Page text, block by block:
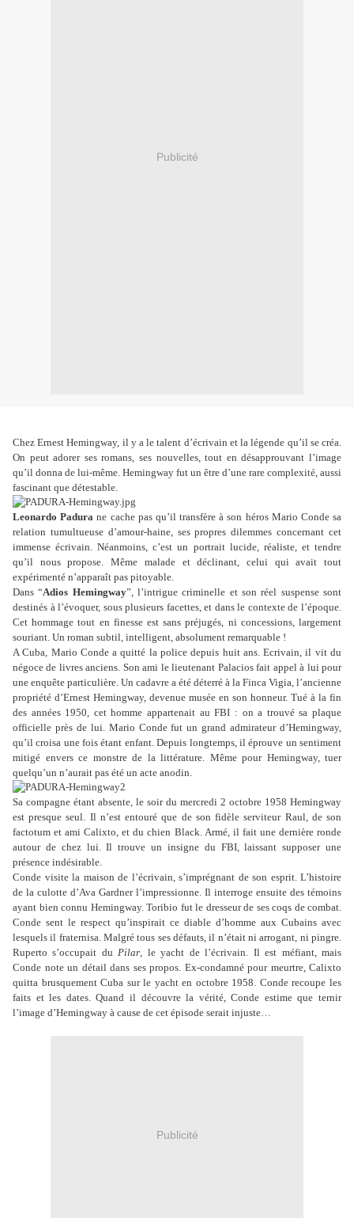
Publicité
Chez Ernest Hemingway, il y a le talent d’écrivain et la légende qu’il se créa.
On peut adorer ses romans, ses nouvelles, tout en désapprouvant l’image
qu’il donna de lui-même. Hemingway fut un être d’une rare complexité, aussi
fascinant que détestable.
Leonardo Padura ne cache pas qu’il transfère à son héros Mario Conde sa
relation tumultueuse d’amour-haine, ses propres dilemmes concernant cet
immense écrivain. Néanmoins, c’est un portrait lucide, réaliste, et tendre
qu’il nous propose. Même malade et déclinant, celui qui avait tout
expérimenté n’apparaît pas pitoyable.
Dans “Adios Hemingway”, l’intrigue criminelle et son réel suspense sont
destinés à l’évoquer, sous plusieurs facettes, et dans le contexte de l’époque.
Cet hommage tout en finesse est sans préjugés, ni concessions, largement
souriant. Un roman subtil, intelligent, absolument remarquable !
A Cuba, Mario Conde a quitté la police depuis huit ans. Ecrivain, il vit du
négoce de livres anciens. Son ami le lieutenant Palacios fait appel à lui pour
une enquête particulière. Un cadavre a été déterré à la Finca Vigia, l’ancienne
propriété d’Ernest Hemingway, devenue musée en son honneur. Tué à la fin
des années 1950, cet homme appartenait au FBI : on a trouvé sa plaque
officielle près de lui. Mario Conde fut un grand admirateur d’Hemingway,
qu’il croisa une fois étant enfant. Depuis longtemps, il éprouve un sentiment
mitigé envers ce monstre de la littérature. Même pour Hemingway, tuer
quelqu’un n’aurait pas été un acte anodin.
Sa compagne étant absente, le soir du mercredi 2 octobre 1958 Hemingway
est presque seul. Il n’est entouré que de son fidèle serviteur Raul, de son
factotum et ami Calixto, et du chien Black. Armé, il fait une dernière ronde
autour de chez lui. Il trouve un insigne du FBI, laissant supposer une
présence indésirable.
Conde visite la maison de l’écrivain, s’imprégnant de son esprit. L’histoire
de la culotte d’Ava Gardner l’impressionne. Il interroge ensuite des témoins
ayant bien connu Hemingway. Toribio fut le dresseur de ses coqs de combat.
Conde sent le respect qu’inspirait ce diable d’homme aux Cubains avec
lesquels il fraternisa. Malgré tous ses défauts, il n’était ni arrogant, ni pingre.
Ruperto s’occupait duPilar, le yacht de l’écrivain. Il est méfiant, mais
Conde note un détail dans ses propos. Ex-condamné pour meurtre, Calixto
quitta brusquement Cuba sur le yacht en octobre 1958. Conde recoupe les
faits et les dates.Quand il découvre la vérité, Conde estime que ternir
l’image d’Hemingway à cause de cet épisode serait injuste…
Publicité